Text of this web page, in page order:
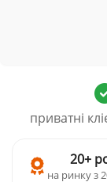
приватні
20+
на ринку з